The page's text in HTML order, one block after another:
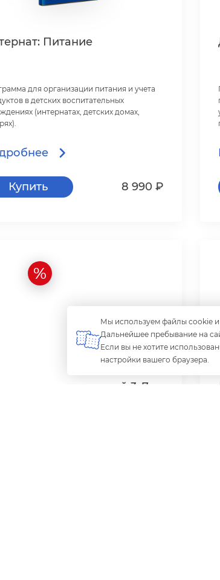
Мы используем файлы cookie и
Дальнейшее пребывание на
Если вы не хотите
настройки вашего браузера.
Питание
для организации питания и учета
в детских воспитательных
(интернатах, детских домах,
Купить 8 990 ₽
%